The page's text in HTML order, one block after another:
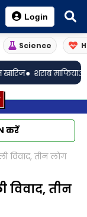
Login
Science
शराब माफियाओं के आगे
करें
विवाद, तीन लोग
विवाद, तीन